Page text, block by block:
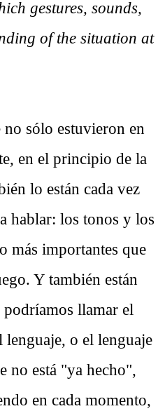
gestures, sounds,
of the situation at
sólo estuvieron en
en el principio de la
lo están cada vez
hablar: los tonos y los
más importantes que
Y también están
llamar el
o el lenguaje
no está "ya hecho",
en cada momento,